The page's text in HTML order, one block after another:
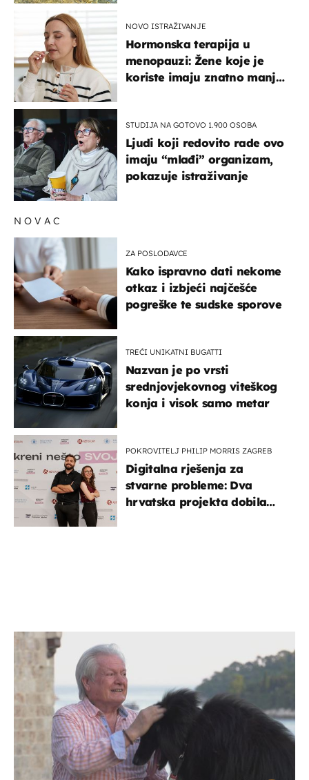
NOVO ISTRAŽIVANJE
Hormonska terapija u
menopauzi: Žene koje je
koriste imaju znatno manji
STUDIJA NA GOTOVO 1.900 OSOBA
Ljudi koji redovito rade ovo
imaju “mlađi” organizam,
pokazuje istraživanje
NOVAC
ZA POSLODAVCE
Kako ispravno dati nekome
otkaz i izbjeći najčešće
pogreške te sudske sporove
TREĆI UNIKATNI BUGATTI
Nazvan je po vrsti
srednjovjekovnog viteškog
konja i visok samo metar
POKROVITELJ PHILIP MORRIS ZAGREB
Digitalna rješenja za
stvarne probleme: Dva
hrvatska projekta dobila